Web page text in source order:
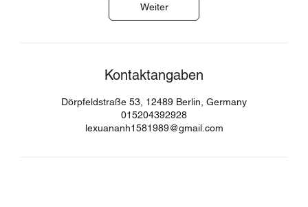
Weiter
Kontaktangaben
Dörpfeldstraße 53, 12489 Berlin, Germany
015204392928
lexuananh1581989@gmail.com